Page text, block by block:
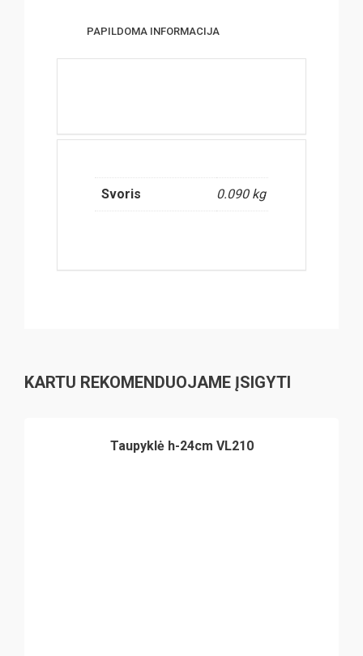
PAPILDOMA INFORMACIJA
Svoris 0.090 kg
KARTU REKOMENDUOJAME ĮSIGYTI
Taupyklė h-24cm VL210